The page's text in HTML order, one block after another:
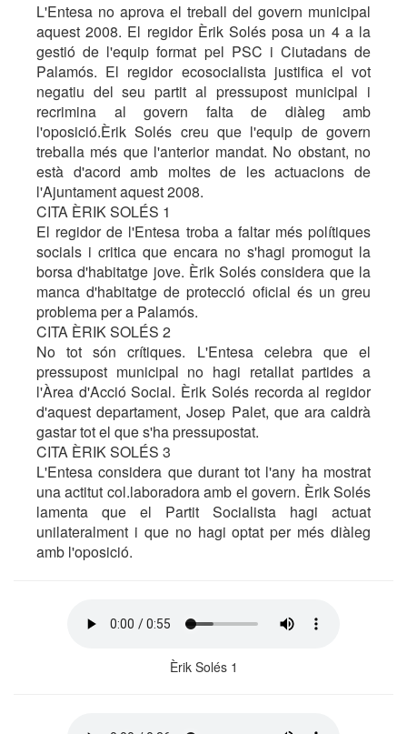
L'Entesa no aprova el treball del govern municipal
aquest 2008. El regidor Èrik Solés posa un 4 a la
gestió de l'equip format pel PSC i Ciutadans de
Palamós. El regidor ecosocialista justifica el vot
negatiu del seu partit al pressupost municipal i
recrimina al govern falta de diàleg amb
l'oposició.Èrik Solés creu que l'equip de govern
treballa més que l'anterior mandat. No obstant, no
està d'acord amb moltes de les actuacions de
l'Ajuntament aquest 2008.
CITA ÈRIK SOLÉS 1
El regidor de l'Entesa troba a faltar més polítiques
socials i critica que encara no s'hagi promogut la
borsa d'habitatge jove. Èrik Solés considera que la
manca d'habitatge de protecció oficial és un greu
problema per a Palamós.
CITA ÈRIK SOLÉS 2
No tot són crítiques. L'Entesa celebra que el
pressupost municipal no hagi retallat partides a
l'Àrea d'Acció Social. Èrik Solés recorda al regidor
d'aquest departament, Josep Palet, que ara caldrà
gastar tot el que s'ha pressupostat.
CITA ÈRIK SOLÉS 3
L'Entesa considera que durant tot l'any ha mostrat
una actitut col.laboradora amb el govern. Èrik Solés
lamenta que el Partit Socialista hagi actuat
unilateralment i que no hagi optat per més diàleg
amb l'oposició.
Èrik Solés 1